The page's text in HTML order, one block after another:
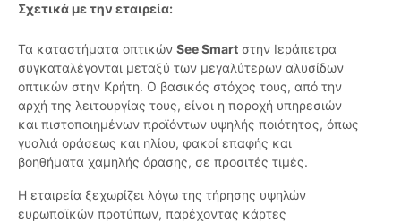
Σχετικά με την εταιρεία:
Τα καταστήματα οπτικών See Smart στην Ιεράπετρα
συγκαταλέγονται μεταξύ των μεγαλύτερων αλυσίδων
οπτικών στην Κρήτη. Ο βασικός στόχος τους, από την
αρχή της λειτουργίας τους, είναι η παροχή υπηρεσιών
και πιστοποιημένων προϊόντων υψηλής ποιότητας, όπως
γυαλιά οράσεως και ηλίου, φακοί επαφής και
βοηθήματα χαμηλής όρασης, σε προσιτές τιμές.
Η εταιρεία ξεχωρίζει λόγω της τήρησης υψηλών
ευρωπαϊκών προτύπων, παρέχοντας κάρτες